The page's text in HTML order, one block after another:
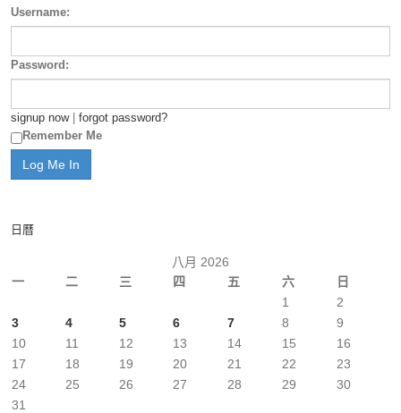
Username:
Password:
signup now| forgot password?
Remember Me
日曆
八月 2026
一
二 三 四 五 六 日
1
2
3
4 5 6 7 8
9
10
11 12 13 14 15
16
17
18 19 20 21 22
23
24
25 26 27 28 29
30
31